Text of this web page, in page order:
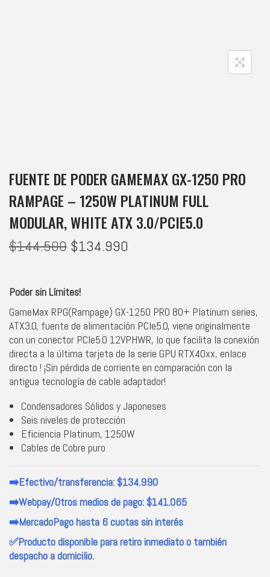
FUENTE DE PODER GAMEMAX GX-1250 PRO
RAMPAGE – 1250W PLATINUM FULL
MODULAR, WHITE ATX 3.0/PCIE5.0
$144.500 $134.990
Poder sin Límites!
GameMax RPG(Rampage) GX-1250 PRO 80+ Platinum series,
ATX3.0, fuente de alimentación PCIe5.0, viene originalmente
con un conector PCIe5.0 12VPHWR, lo que facilita la conexión
directa a la última tarjeta de la serie GPU RTX40xx, enlace
directo ! ¡Sin pérdida de corriente en comparación con la
antigua tecnología de cable adaptador!
Condensadores Sólidos y Japoneses
Seis niveles de protección
Eficiencia Platinum, 1250W
Cables de Cobre puro
➡️Efectivo/transferencia: $134.990
➡️Webpay/Otros medios de pago: $141.065
➡️MercadoPago hasta 6 cuotas sin interés
✅Producto disponible para retiro inmediato o también
despacho a domicilio.